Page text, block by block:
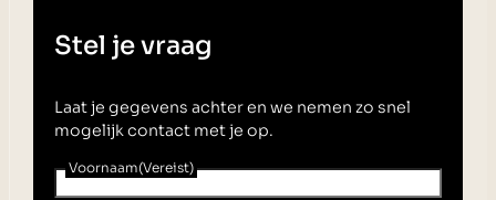
Stel je vraag
Laat je gegevens achter en we nemen zo snel
mogelijk contact met je op.
Voornaam(Vereist)